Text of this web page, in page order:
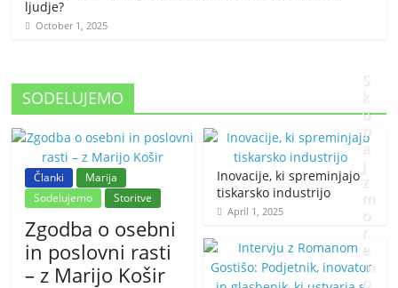
ljudje?
October 1, 2025
SODELUJEMO
Članki
Marija
Sodelujemo
Storitve
Zgodba o osebni
in poslovni rasti
– z Marijo Košir
Inovacije, ki spreminjajo
tiskarsko industrijo
April 1, 2025
S
k
u
p
a
z
m
o
r
e
m
o